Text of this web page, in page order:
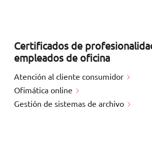
Certificados de
empleados de oficina
Atención al cliente consumidor
Ofimática online
Gestión de sistemas de archivo